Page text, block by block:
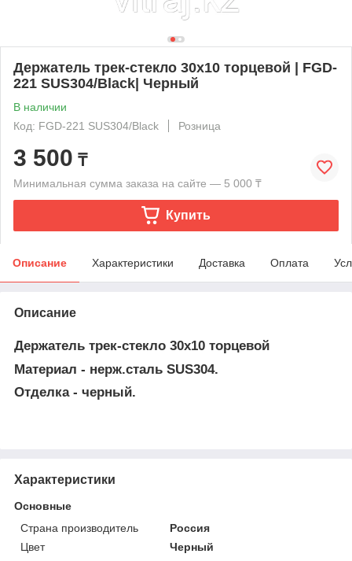
Держатель трек-стекло 30х10 торцевой | FGD-
221 SUS304/Black| Черный
В наличии
Код: FGD-221 SUS304/Black
Розница
3 500 ₸
Минимальная сумма заказа на сайте — 5 000 ₸
Купить
Описание Характеристики Доставка Оплата
Описание
Держатель трек-стекло 30х10 торцевой
Материал - нерж.сталь SUS304.
Отделка - черный.
Характеристики
Основные
Страна производитель
Россия
Цвет
Черный